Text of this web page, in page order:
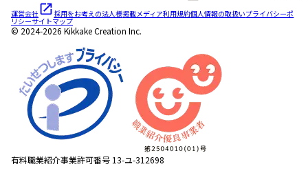
運営会社 採用をお考えの法人様掲載メディア利用規約個人情報の取扱いプライバシーポ
リシーサイトマップ
© 2024-2026 Kikkake Creation Inc.
有料職業紹介事業許可番号 13-ユ-312698